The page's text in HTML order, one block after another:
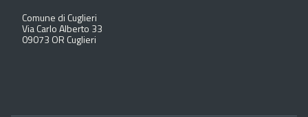
Comune di Cuglieri
Via Carlo Alberto 33
09073 OR Cuglieri